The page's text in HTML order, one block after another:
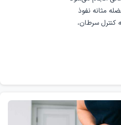
که در بافت‌های کلیه آغاز می‌شود و
سایر قسمت‌های بدن گسترش یابد.
اختلالاتی است که بر غده
این غده نقش مهمی در
مثانه نفوذ
کنترل سرطان،